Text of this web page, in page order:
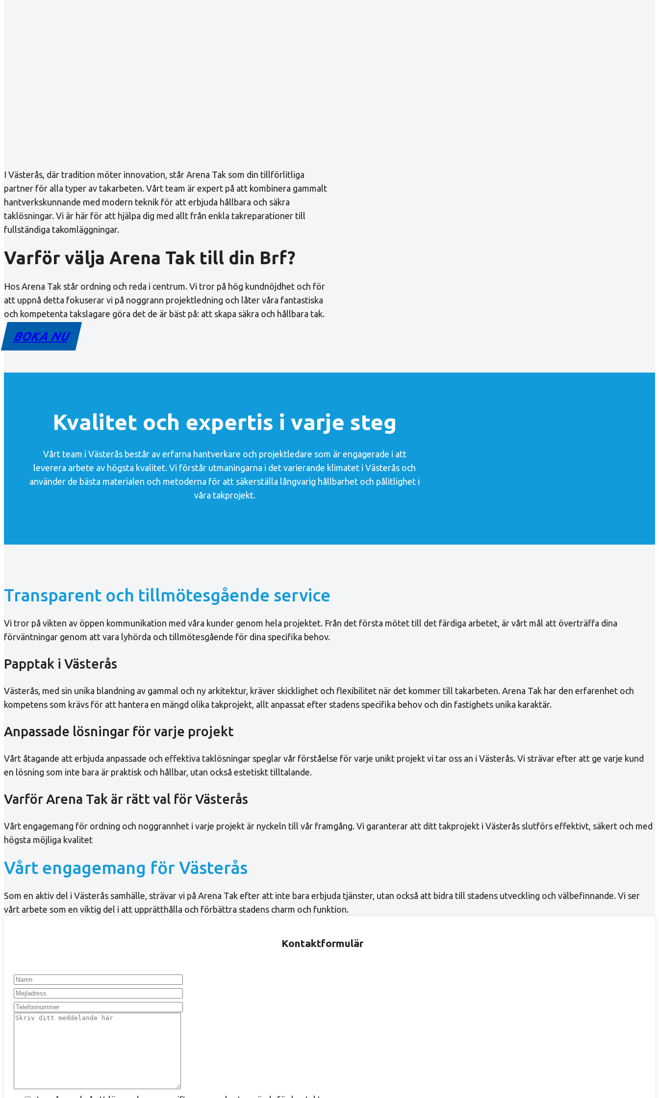
I Västerås, där tradition möter innovation, står Arena Tak som din tillförlitliga
partner för alla typer av takarbeten. Vårt team är expert på att kombinera gammalt
hantverkskunnande med modern teknik för att erbjuda hållbara och säkra
taklösningar. Vi är här för att hjälpa dig med allt från enkla takreparationer till
fullständiga takomläggningar.
Varför välja Arena Tak till din Brf?
Hos Arena Tak står ordning och reda i centrum. Vi tror på hög kundnöjdhet och för
att uppnå detta fokuserar vi på noggrann projektledning och låter våra fantastiska
och kompetenta takslagare göra det de är bäst på: att skapa säkra och hållbara tak.
BOKA NU
Kvalitet och expertis i varje steg
Vårt team i Västerås består av erfarna hantverkare och projektledare som är engagerade i att
leverera arbete av högsta kvalitet. Vi förstår utmaningarna i det varierande klimatet i Västerås och
använder de bästa materialen och metoderna för att säkerställa långvarig hållbarhet och pålitlighet i
våra takprojekt.
Transparent och tillmötesgående service
Vi tror på vikten av öppen kommunikation med våra kunder genom hela projektet. Från det första mötet till det färdiga arbetet, är vårt mål att överträffa dina
förväntningar genom att vara lyhörda och tillmötesgående för dina specifika behov.
Papptak i Västerås
Västerås, med sin unika blandning av gammal och ny arkitektur, kräver skicklighet och flexibilitet när det kommer till takarbeten. Arena Tak har den erfarenhet och
kompetens som krävs för att hantera en mängd olika takprojekt, allt anpassat efter stadens specifika behov och din fastighets unika karaktär.
Anpassade lösningar för varje projekt
Vårt åtagande att erbjuda anpassade och effektiva taklösningar speglar vår förståelse för varje unikt projekt vi tar oss an i Västerås. Vi strävar efter att ge varje kund
en lösning som inte bara är praktisk och hållbar, utan också estetiskt tilltalande.
Varför Arena Tak är rätt val för Västerås
Vårt engagemang för ordning och noggrannhet i varje projekt är nyckeln till vår framgång. Vi garanterar att ditt takprojekt i Västerås slutförs effektivt, säkert och med
högsta möjliga kvalitet
Vårt engagemang för Västerås
Som en aktiv del i Västerås samhälle, strävar vi på Arena Tak efter att inte bara erbjuda tjänster, utan också att bidra till stadens utveckling och välbefinnande. Vi ser
vårt arbete som en viktig del i att upprätthålla och förbättra stadens charm och funktion.
Kontaktformulär